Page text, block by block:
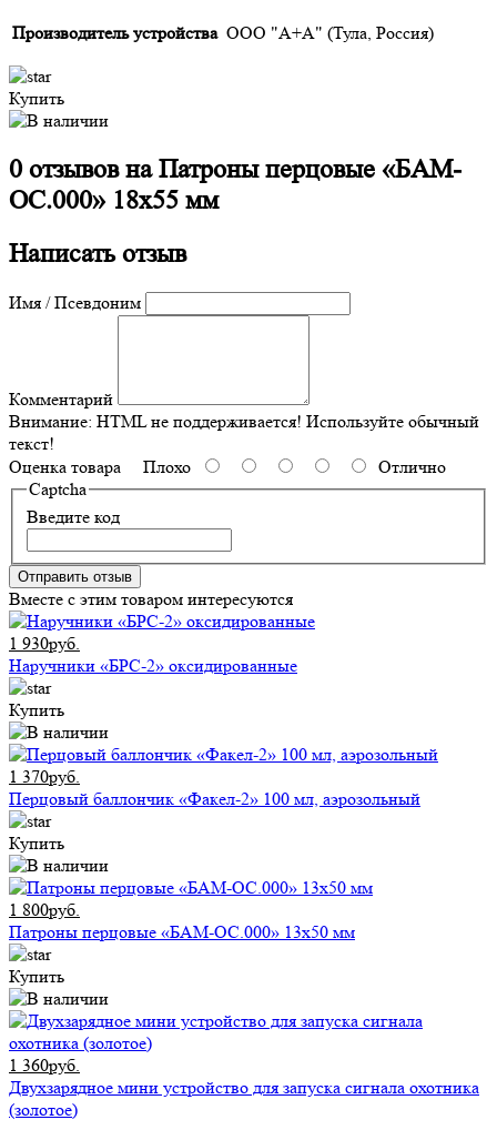
Производитель устройства ООО "А+А" (Тула, Россия)
Купить
0 отзывов наПатроны перцовые «БАМ-
ОС.000» 18х55 мм
Написать отзыв
Имя / Псевдоним
Комментарий
Внимание: HTML не поддерживается! Используйте обычный
текст!
Оценка товара Плохо
Отлично
Captcha
Введите код
Отправить отзыв
Вместе с этим товаром интересуются
1 930руб.
Наручники «БРС-2» оксидированные
Купить
1 370руб.
Перцовый баллончик «Факел-2» 100 мл, аэрозольный
Купить
1 800руб.
Патроны перцовые «БАМ-ОС.000» 13х50 мм
Купить
1 360руб.
Двухзарядное мини устройство для запуска сигнала охотника
(золотое)